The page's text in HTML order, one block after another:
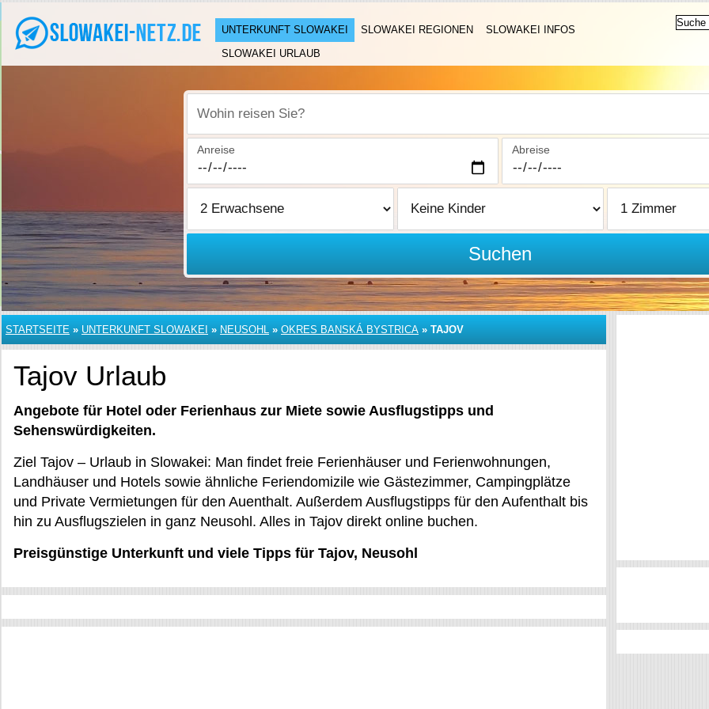
UNTERKUNFT SLOWAKEI SLOWAKEI REGIONEN
SLOWAKEI INFOS
SLOWAKEI URLAUB
Wohin reisen Sie?
Anreise Abreise
Suchen
STARTSEITE » UNTERKUNFT SLOWAKEI » NEUSOHL » OKRES BANSKÁ BYSTRICA » TAJOV
Tajov Urlaub
Angebote für Hotel oder Ferienhaus zur Miete sowie Ausflugstipps und
Sehenswürdigkeiten.
Ziel Tajov – Urlaub in Slowakei: Man findet freie Ferienhäuser und Ferienwohnungen,
Landhäuser und Hotels sowie ähnliche Feriendomizile wie Gästezimmer, Campingplätze
und Private Vermietungen für den Auenthalt. Außerdem Ausflugstipps für den Aufenthalt bis
hin zu Ausflugszielen in ganz Neusohl. Alles in Tajov direkt online buchen.
Preisgünstige Unterkunft und viele Tipps für Tajov, Neusohl